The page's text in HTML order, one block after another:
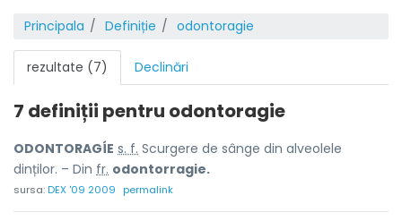
Principala Definiție odontoragie
rezultate (7) Declinări
7 definiții pentru odontoragie
ODONTORAGÍE s. f. Scurgere de sânge din alveolele
dinților. – Din fr. odontorragie.
sursa:DEX '09 2009 permalink